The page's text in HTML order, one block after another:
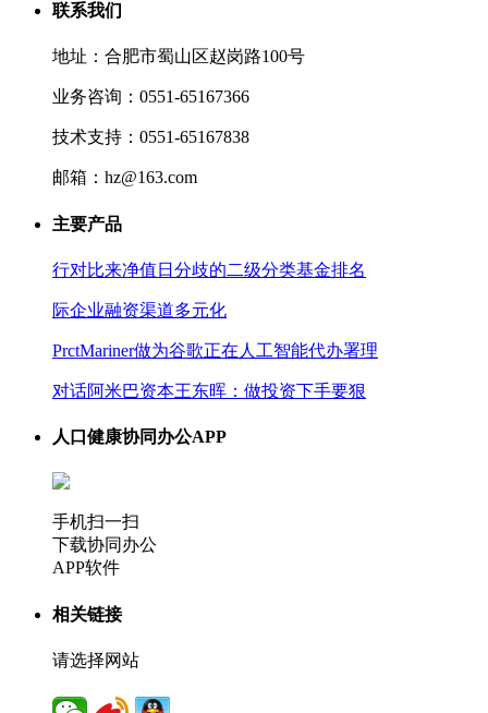
联系我们
地址：合肥市蜀山区赵岗路100号
业务咨询：0551-65167366
技术支持：0551-65167838
邮箱：hz@163.com
主要产品
行对比来净值日分歧的二级分类基金排名
际企业融资渠道多元化
PrctMariner做为谷歌正在人工智能代办署理
对话阿米巴资本王东晖：做投资下手要狠
人口健康协同办公APP
手机扫一扫
下载协同办公
APP软件
相关链接
请选择网站